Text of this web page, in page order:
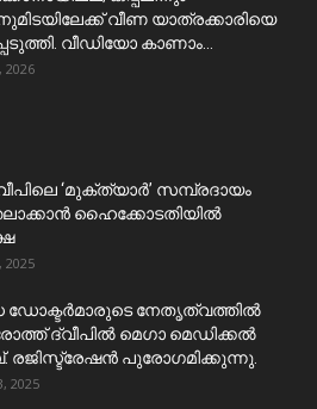
വീണ യാത്രക്കാരിയെ
വീഡിയോ കാണാം...
2026
‘മുക്ത്യാർ’ സമ്പ്രദായം
ഹൈക്കോടതിയിൽ
2025
ഡോക്ടർമാരുടെ നേതൃത്വത്തിൽ
ദ്വീപിൽ മെഗാ മെഡിക്കൽ
രജിസ്ട്രേഷൻ പുരോഗമിക്കുന്നു.
2025